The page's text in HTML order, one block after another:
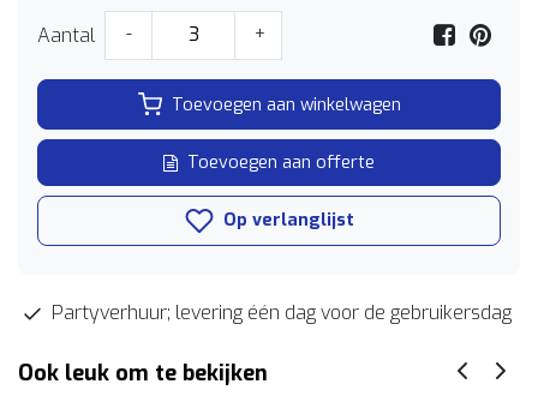
Aantal - +
Toevoegen aan winkelwagen
Toevoegen aan offerte
Op verlanglijst
Partyverhuur; levering één dag voor de gebruikersdag
Ook leuk om te bekijken